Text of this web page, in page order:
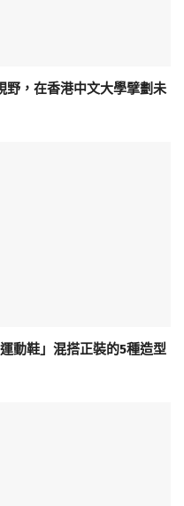
，在香港中文大學擘劃未
動鞋」混搭正裝的5種造型